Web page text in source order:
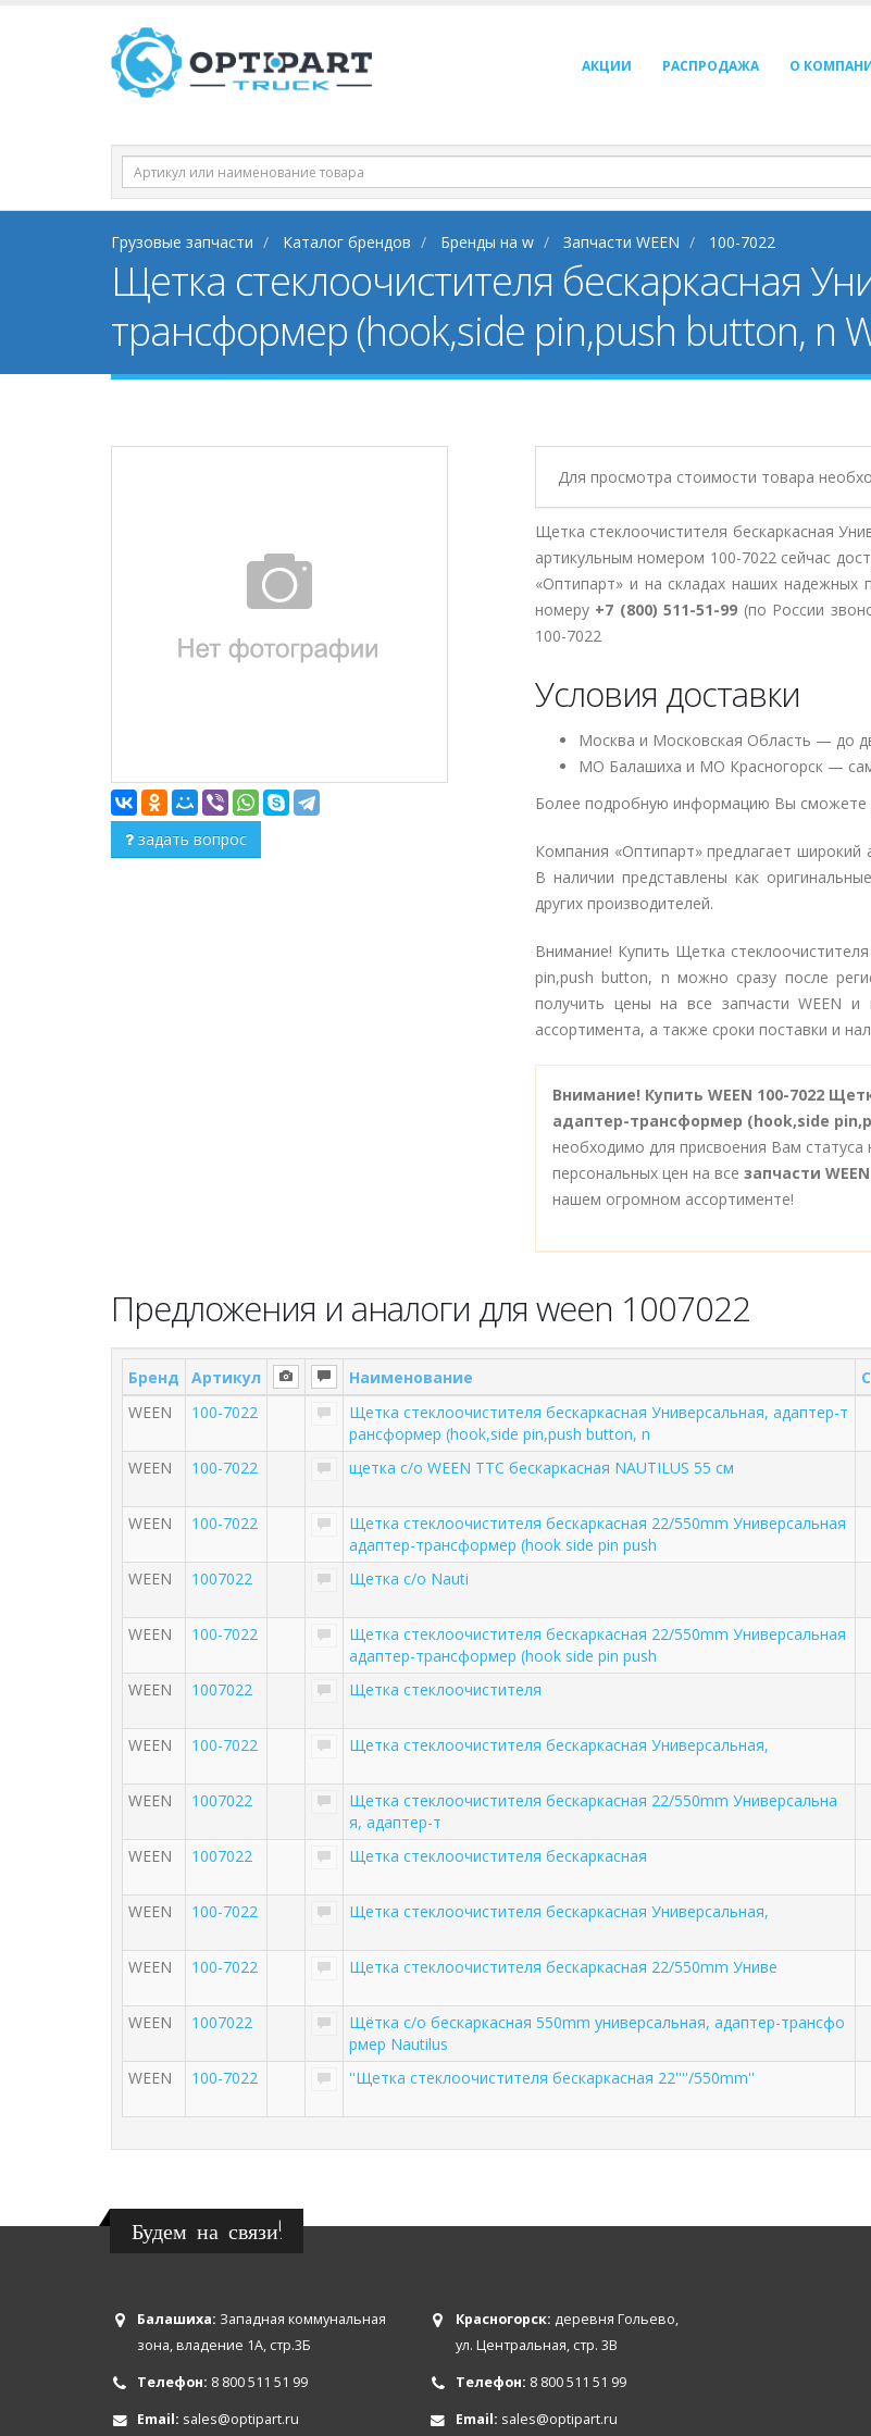
АКЦИИ РАСПРОДАЖА О
Грузовые запчасти Каталог брендов Бренды на w Запчасти WEEN 100-7022
Щетка стеклоочистителя бескаркасная
трансформер (hook,side pin,push button, n
задать вопрос
Для просмотра стоимости товара
Щетка стеклоочистителя бескаркасная
артикульным номером 100-7022 сейчас
«Оптипарт» и на складах наших
номеру +7 (800) 511-51-99 (по России
100-7022
Условия доставки
Москва и Московская Область — до
МО Балашиха и МО Красногорск —
Более подробную информацию Вы сможете
Компания «Оптипарт» предлагает широкий
В наличии представлены как
других производителей.
Внимание! Купить Щетка
pin,push button, n можно сразу после
получить цены на все запчасти WEEN и
ассортимента, а также сроки поставки и
Внимание! Купить WEEN 100-7022
адаптер-трансформер (hook,side
необходимо для присвоения Вам
персональных цен на все запчасти WEEN
нашем огромном ассортименте!
Предложения и аналоги для ween 1007022
Бренд Артикул Наименование
WEEN
100-7022
Щетка стеклоочистителя бескаркасная Универсальная, адаптер-т
рансформер (hook,side pin,push button, n
WEEN 100-7022 щетка с/о WEEN TTC бескаркасная NAUTILUS 55 см
WEEN 100-7022
Щетка стеклоочистителя бескаркасная 22/550mm Универсальная
адаптер-трансформер (hook side pin push
WEEN 1007022 Щетка с/о Nauti
WEEN 100-7022
Щетка стеклоочистителя бескаркасная 22/550mm Универсальная
адаптер-трансформер (hook side pin push
WEEN 1007022 Щетка стеклоочистителя
WEEN 100-7022 Щетка стеклоочистителя бескаркасная Универсальная,
WEEN 1007022
Щетка стеклоочистителя бескаркасная 22/550mm Универсальна
я, адаптер-т
WEEN 1007022 Щетка стеклоочистителя бескаркасная
WEEN 100-7022 Щетка стеклоочистителя бескаркасная Универсальная,
WEEN 100-7022 Щетка стеклоочистителя бескаркасная 22/550mm Униве
WEEN 1007022
Щётка с/о бескаркасная 550mm универсальная, адаптер-трансфо
рмер Nautilus
WEEN 100-7022 ''Щетка стеклоочистителя бескаркасная 22''''/550mm''
Будем на связи!
Балашиха: Западная коммунальная
зона, владение 1А, стр.3Б
Телефон: 8 800 511 51 99
Email: sales@optipart.ru
Красногорск: деревня Гольево,
ул. Центральная, стр. 3В
Телефон: 8 800 511 51 99
Email: sales@optipart.ru